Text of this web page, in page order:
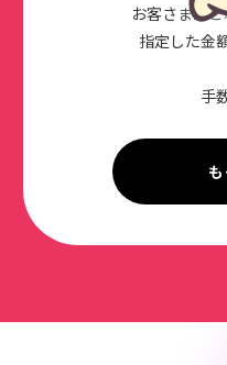
お客さまが
指定した金
手